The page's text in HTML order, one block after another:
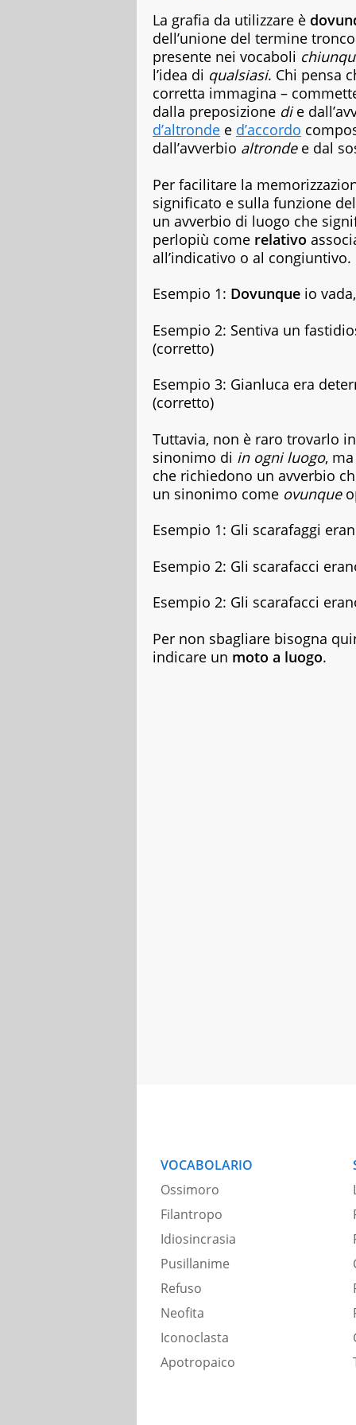
copywriter
per
case
editrici,
magazine
e
web,
specializzata
in
e
food.
Da
sempre
appassionata
di
di
vario
dai
romanzi
letteratura
classica
ai
seller,
dagli
albi
illustrati
per
ai
novel,
fino
ricettari
ai
fotografici.
La grafia da utilizzare è
dell’unione del termine tronco
presente nei vocaboli
l’idea di qualsiasi. Chi pensa
corretta immagina –
dalla preposizione die
d’altronde e d’accordo
dall’avverbio altronde e dal
Per facilitare la
significato e sulla funzione
un avverbio di luogo che
perlopiù come relativo
all’indicativo o al congiuntivo.
Esempio 1: Dovunque io
Esempio 2: Sentiva un
(corretto)
Esempio 3: Gianluca era
(corretto)
Tuttavia, non è raro trovarlo
sinonimo di in ogni luogo,
che richiedono un avverbio
un sinonimo come ovunque
Esempio 1: Gli scarafaggi
Esempio 2: Gli scarafacci
Esempio 2: Gli scarafacci
Per non sbagliare bisogna
indicare un moto a luogo.
VOCABOLARIO
Ossimoro
Filantropo
Idiosincrasia
Pusillanime
Refuso
Neofita
Iconoclasta
Apotropaico